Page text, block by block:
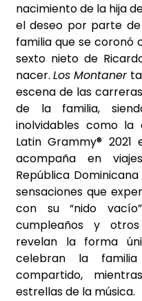
nacimiento de la hija
el deseo por parte
familia que se coronó
sexto nieto de
nacer. Los Montaner
escena de las
de la familia,
inolvidables como la
Latin Grammy® 2021
acompaña en
República
sensaciones que
con su “nido
cumpleaños y
revelan la forma
celebran la
compartido,
estrellas de la música.